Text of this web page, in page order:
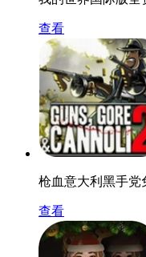
查看
枪血意大利黑手党
查看